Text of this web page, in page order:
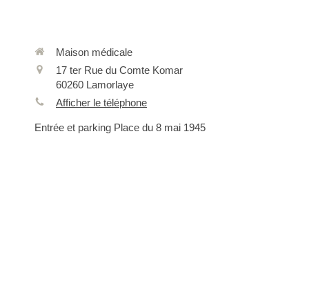
Maison médicale
17 ter Rue du Comte Komar
60260 Lamorlaye
Afficher le téléphone
Entrée et parking Place du 8 mai 1945